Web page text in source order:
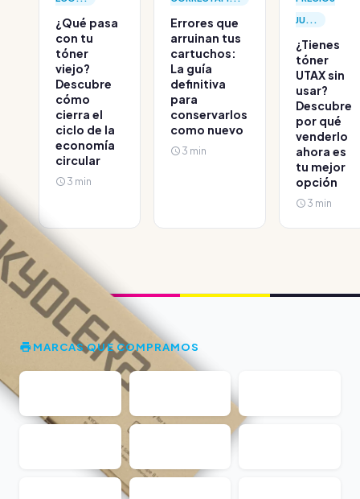
¿Qué pasa
con tu
tóner
viejo?
Descubre
cómo
cierra el
ciclo de la
economía
circular
3 min
Errores que
arruinan tus
cartuchos:
La guía
definitiva
para
conservarlos
como nuevo
3 min
JU...
¿Tienes
tóner
UTAX sin
usar?
Descubre
por qué
venderlo
ahora es
tu mejor
opción
3 min
MARCAS QUE COMPRAMOS